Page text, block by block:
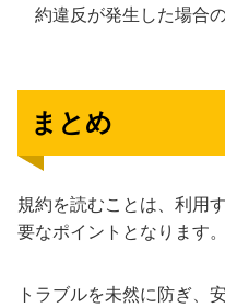
約違反が発生した場合
まとめ
規約を読むことは、利用
要なポイントとなります。
トラブルを未然に防ぎ、